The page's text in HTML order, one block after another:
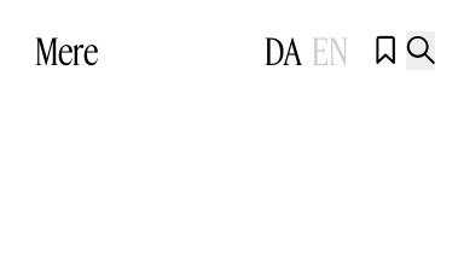
Mere DA EN  